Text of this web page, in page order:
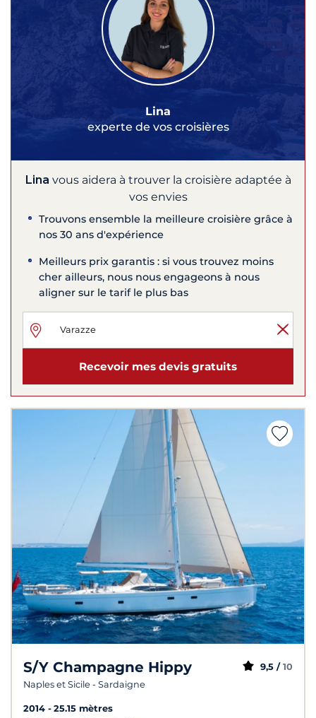
Lina
experte de vos croisières
Lina vous aidera à trouver la croisière adaptée à
vos envies
Trouvons ensemble la meilleure croisière grâce à
nos 30 ans d'expérience
Meilleurs prix garantis : si vous trouvez moins
cher ailleurs, nous nous engageons à nous
aligner sur le tarif le plus bas
Recevoir mes devis gratuits
S/Y Champagne Hippy
Naples et Sicile - Sardaigne
9,5 / 10
2014
25.15 mètres